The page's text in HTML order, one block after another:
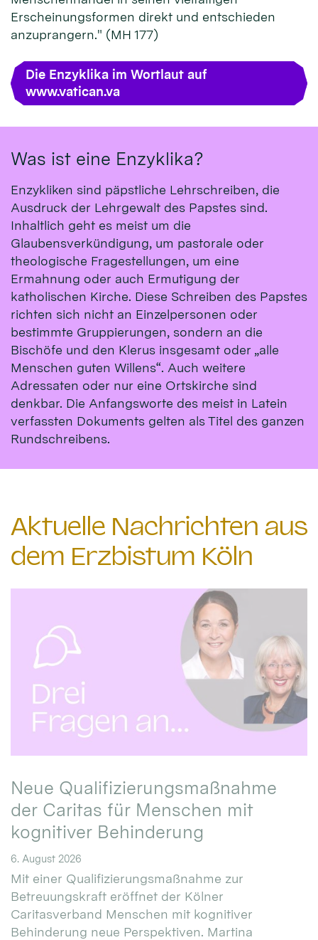
Erscheinungsformen direkt und entschieden
anzuprangern." (MH 177)
Die Enzyklika im Wortlaut auf
www.vatican.va
Was ist eine Enzyklika?
Enzykliken sind päpstliche Lehrschreiben, die
Ausdruck der Lehrgewalt des Papstes sind.
Inhaltlich geht es meist um die
Glaubensverkündigung, um pastorale oder
theologische Fragestellungen, um eine
Ermahnung oder auch Ermutigung der
katholischen Kirche. Diese Schreiben des Papstes
richten sich nicht an Einzelpersonen oder
bestimmte Gruppierungen, sondern an die
Bischöfe und den Klerus insgesamt oder „alle
Menschen guten Willens“. Auch weitere
Adressaten oder nur eine Ortskirche sind
denkbar. Die Anfangsworte des meist in Latein
verfassten Dokuments gelten als Titel des ganzen
Rundschreibens.
Aktuelle Nachrichten aus
dem Erzbistum Köln
Neue Qualifizierungsmaßnahme
der Caritas für Menschen mit
kognitiver Behinderung
6. August 2026
Mit einer Qualifizierungsmaßnahme zur
Betreuungskraft eröffnet der Kölner
Caritasverband Menschen mit kognitiver
Behinderung neue Perspektiven. Martina